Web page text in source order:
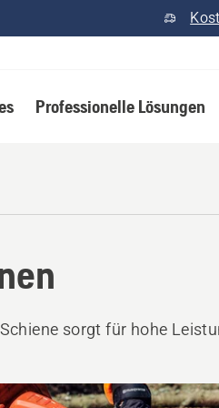
Professionelle Lösungen
sorgt für hohe